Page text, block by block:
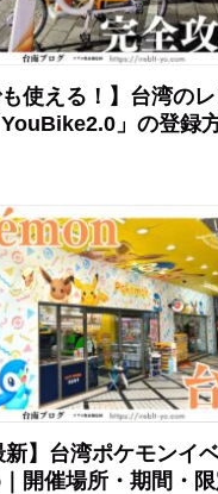
も使える！】台湾の
」の登録
新】台湾ポケモンイ
開催場所・期間・